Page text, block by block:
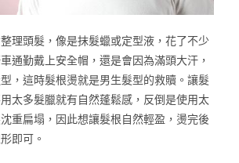
理頭髮，像是抹髮蠟或定型液，花了不少
通勤戴上安全帽，還是會因為滿頭大汗，
，這時髮根燙就是男生髮型的救贖。讓髮
太多髮臘就有自然蓬鬆感， 反倒是使用太
重扁塌，因此想讓髮根自然輕盈， 燙完後
即可。